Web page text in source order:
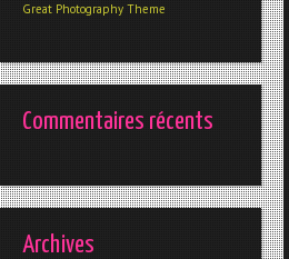
Great Photography Theme
Commentaires récents
Archives